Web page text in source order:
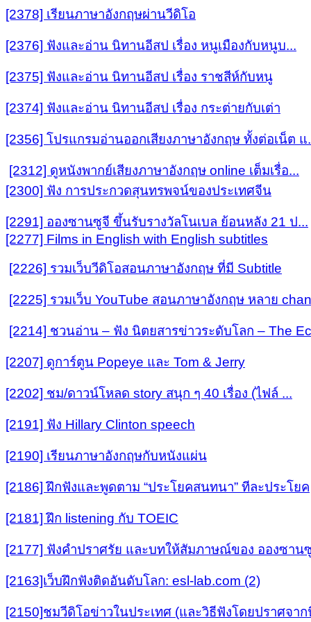
[2378] เรียนภาษาอังกฤษผ่านวีดิโอ
[2376] ฟังและอ่าน นิทานอีสป เรื่อง หนูเมืองกับหนูบ...
[2375] ฟังและอ่าน นิทานอีสป เรื่อง ราชสีห์กับหนู
[2374] ฟังและอ่าน นิทานอีสป เรื่อง กระต่ายกับเต่า
[2356] โปรแกรมอ่านออกเสียงภาษาอังกฤษ ทั้งต่อเน็ต แ
[2312] ดูหนังพากย์เสียงภาษาอังกฤษ online เต็มเรื่อ...
[2300] ฟัง การประกวดสุนทรพจน์ของประเทศจีน
[2291] อองซานซูจี ขึ้นรับรางวัลโนเบล ย้อนหลัง 21 ป...
[2277] Films in English with English subtitles
[2226] รวมเว็บวีดิโอสอนภาษาอังกฤษ ที่มี Subtitle
[2225] รวมเว็บ YouTube สอนภาษาอังกฤษ หลาย
[2214] ชวนอ่าน – ฟัง นิตยสารข่าวระดับโลก – The
[2207] ดูการ์ตูน Popeye และ Tom & Jerry
[2202] ชม/ดาวน์โหลด story สนุก ๆ 40 เรื่อง (ไฟล์ ...
[2191] ฟัง Hillary Clinton speech
[2190] เรียนภาษาอังกฤษกับหนังแผ่น
[2186] ฝึกฟังและพูดตาม “ประโยคสนทนา” ทีละประโยค
[2181] ฝึก listening กับ TOEIC
[2177] ฟังคำปราศรัย และบทให้สัมภาษณ์ของ อองซาน
[2163]เว็บฝึกฟังติดอันดับโลก: esl-lab.com (2)
[2150]ชมวีดิโอข่าวในประเทศ (และวิธีฟังโดยปราศจา